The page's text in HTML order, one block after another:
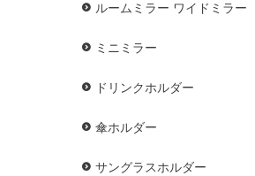
ルームミラー ワイドミラー
ミニミラー
ドリンクホルダー
傘ホルダー
サングラスホルダー